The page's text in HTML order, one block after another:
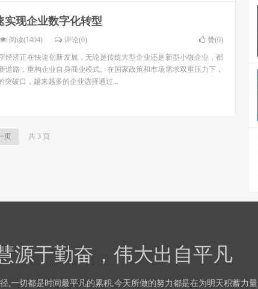
实现企业数字化转型
阅读(1404) 评论(0) 赞(0)
经济正在快速创新发展，无论是传统大型企业还是新型小微企业，都
道路，重构企业自身商业模式。在国家政策和市场需求双重压力下，
突破口，越来越多的企业选择通过...
页 共 3 页
源于勤奋，伟大出自平凡
,一切都是时间最平凡的累积,今天所做的努力都是在为明天积蓄力量